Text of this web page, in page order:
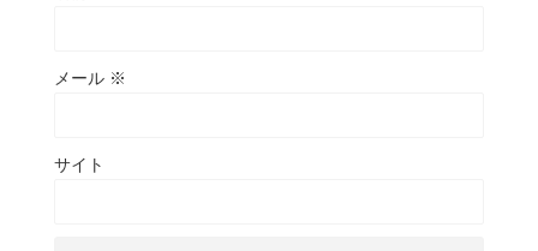
メール ※
サイト